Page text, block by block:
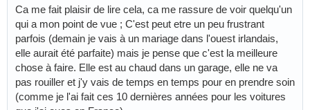
Ca me fait plaisir de lire cela, ca me rassure de voir quelqu'un
qui a mon point de vue ; C'est peut etre un peu frustrant
parfois (demain je vais à un mariage dans l'ouest irlandais,
elle aurait été parfaite) mais je pense que c'est la meilleure
chose à faire. Elle est au chaud dans un garage, elle ne va
pas rouiller et j'y vais de temps en temps pour en prendre soin
(comme je l'ai fait ces 10 dernières années pour les voitures